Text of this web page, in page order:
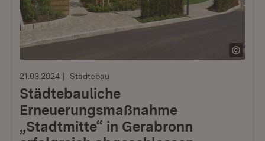
21.03.2024 Städtebau
Städtebauliche
Erneuerungsmaßnahme
„Stadtmitte“ in Gerabronn